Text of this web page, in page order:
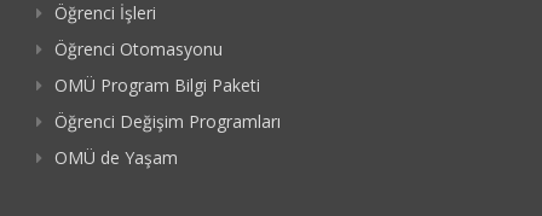
Öğrenci İşleri
Öğrenci Otomasyonu
OMÜ Program Bilgi Paketi
Öğrenci Değişim Programları
OMÜ de Yaşam